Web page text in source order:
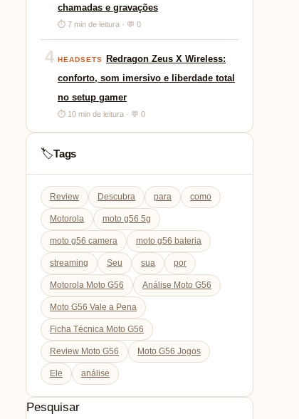
chamadas e gravações
⏱ 7 min de leitura · 💬 0
4 HEADSETS
Redragon Zeus X Wireless:
conforto, som imersivo e liberdade total
no setup gamer
⏱ 10 min de leitura · 💬 0
🏷️Tags
Review Descubra para como
Motorola moto g56 5g
moto g56 camera moto g56 bateria
streaming Seu sua por
Motorola Moto G56 Análise Moto G56
Moto G56 Vale a Pena
Ficha Técnica Moto G56
Review Moto G56 Moto G56 Jogos
Ele análise
Pesquisar